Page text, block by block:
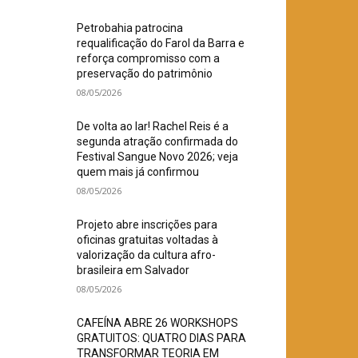
Petrobahia patrocina
requalificação do Farol da Barra e
reforça compromisso com a
preservação do patrimônio
08/05/2026
De volta ao lar! Rachel Reis é a
segunda atração confirmada do
Festival Sangue Novo 2026; veja
quem mais já confirmou
08/05/2026
Projeto abre inscrições para
oficinas gratuitas voltadas à
valorização da cultura afro-
brasileira em Salvador
08/05/2026
CAFEÍNA ABRE 26 WORKSHOPS
GRATUITOS: QUATRO DIAS PARA
TRANSFORMAR TEORIA EM